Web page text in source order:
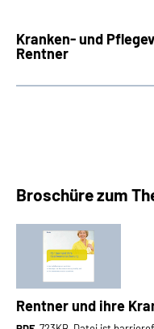
Kranken- und
Rentner
Broschüre zum
Rentner und ihre